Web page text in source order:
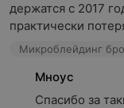
держатся с 2017
практически
Микроблейдинг
Мноус
Спасибо за